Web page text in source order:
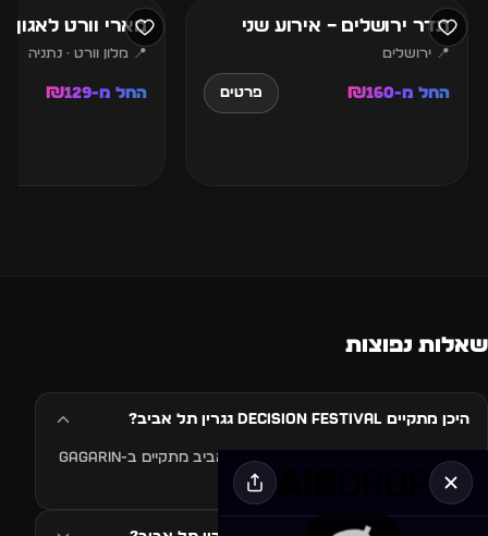
תדר ירושלים – אירוע שני
📍 ירושלים
החל מ-₪160 פרטים
מארי וורט לאגון
📍 מלון וורט · נתניה
החל מ-₪129
שאלות נפוצות
היכן מתקיים DECISION FESTIVAL גגרין תל אביב?
האירוע DECISION FESTIVAL גגרין תל אביב מתקיים ב-Gagarin
TLV, תל אביב, ישראל.